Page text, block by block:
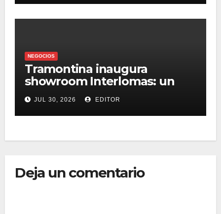
NEGOCIOS
Tramontina inaugura
showroom Interlomas: un
espacio para vivir la
experiencia de sus
soluciones profesionales y
JUL 30, 2026 EDITOR
Deja un comentario